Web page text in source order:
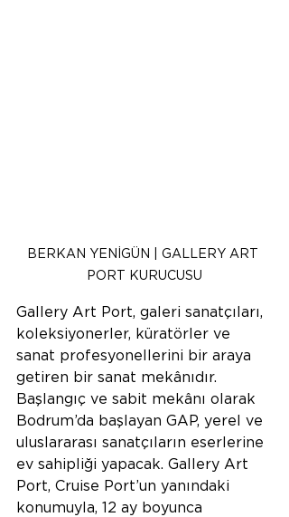
BERKAN YENİGÜN | GALLERY ART
PORT KURUCUSU
Gallery Art Port, galeri sanatçıları,
koleksiyonerler, küratörler ve
sanat profesyonellerini bir araya
getiren bir sanat mekânıdır.
Başlangıç ve sabit mekânı olarak
Bodrum’da başlayan GAP, yerel ve
uluslararası sanatçıların eserlerine
ev sahipliği yapacak. Gallery Art
Port, Cruise Port’un yanındaki
konumuyla, 12 ay boyunca